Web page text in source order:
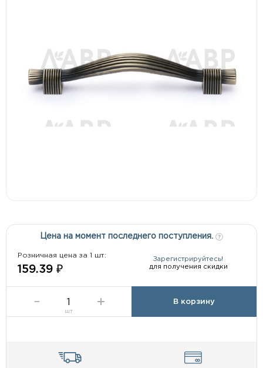
Цена на момент последнего поступления.
Розничная цена за 1 шт:
159.39 ₽
Зарегистрируйтесь!
для получения скидки
шт
В корзину